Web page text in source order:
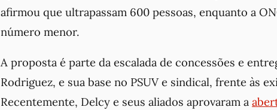
afirmou que ultrapassam 600 pessoas, enquanto a
número menor.
A proposta é parte da escalada de concessões e
Rodriguez, e sua base no PSUV e sindical, frente às
Recentemente, Delcy e seus aliados aprovaram a